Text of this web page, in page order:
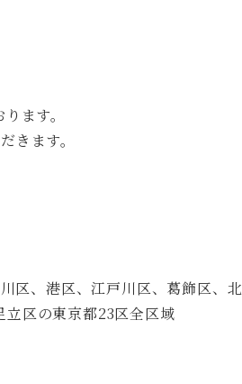
ます。
きます。
区、港区、江戸川区、葛飾区、
区の東京都23区全区域